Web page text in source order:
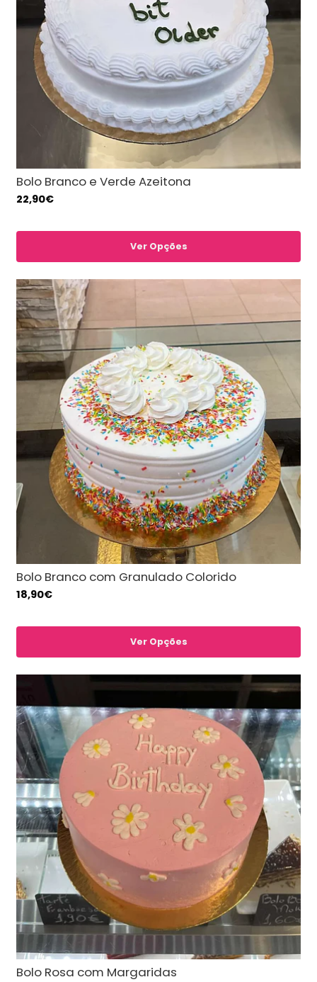
Bolo Branco e Verde Azeitona
22,90€
Ver Opções
Bolo Branco com Granulado Colorido
18,90€
Ver Opções
Bolo Rosa com Margaridas